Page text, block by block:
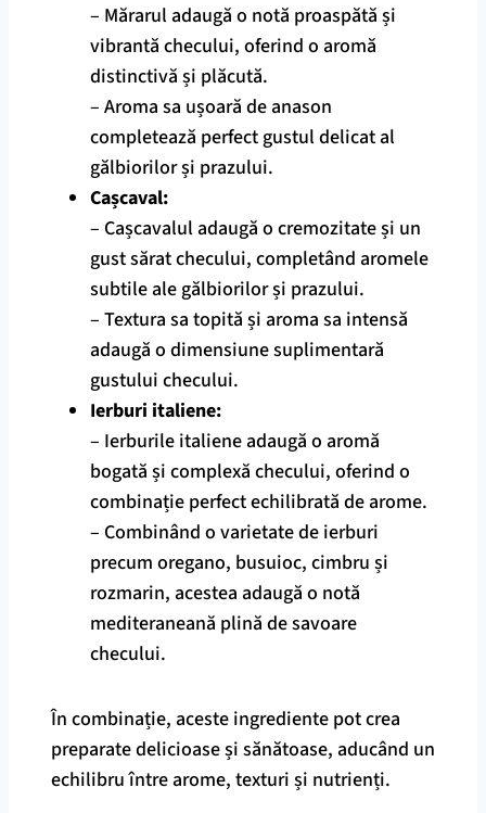
– Mărarul adaugă o notă proaspătă și
vibrantă checului, oferind o aromă
distinctivă și plăcută.
– Aroma sa ușoară de anason
completează perfect gustul delicat al
gălbiorilor și prazului.
Cașcaval:
– Cașcavalul adaugă o cremozitate și un
gust sărat checului, completând aromele
subtile ale gălbiorilor și prazului.
– Textura sa topită și aroma sa intensă
adaugă o dimensiune suplimentară
gustului checului.
Ierburi italiene:
– Ierburile italiene adaugă o aromă
bogată și complexă checului, oferind o
combinație perfect echilibrată de arome.
– Combinând o varietate de ierburi
precum oregano, busuioc, cimbru și
rozmarin, acestea adaugă o notă
mediteraneană plină de savoare
checului.
În combinație, aceste ingrediente pot crea
preparate delicioase și sănătoase, aducând un
echilibru între arome, texturi și nutrienți.